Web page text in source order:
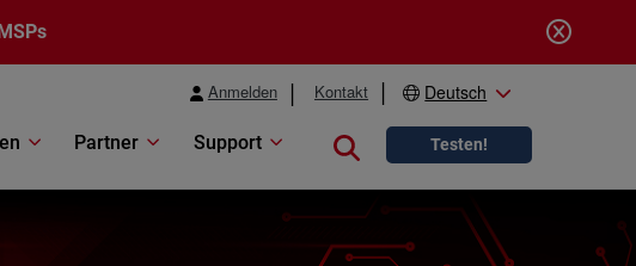
Anmelden Kontakt Deutsch
Partner Support Close search
Testen!